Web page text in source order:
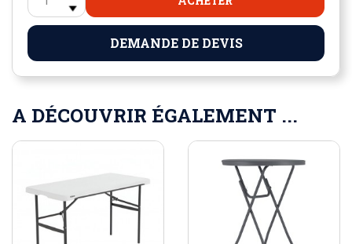
DEMANDE DE DEVIS
A DÉCOUVRIR ÉGALEMENT ...